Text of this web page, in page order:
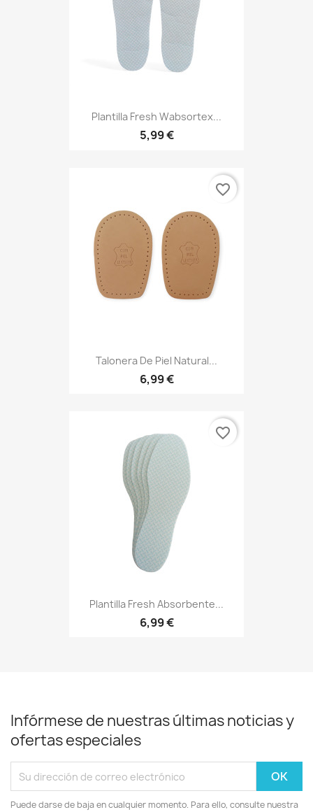
Plantilla Fresh Wabsortex...
5,99 €
Talonera De Piel Natural...
6,99 €
favorite_border
Plantilla Fresh Absorbente...
6,99 €
favorite_border
Infórmese de nuestras últimas noticias y
ofertas especiales
Puede darse de baja en cualquier momento. Para ello, consulte nuestra